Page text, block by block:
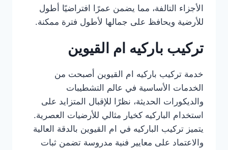
الأجزاء التالفة، مما يضمن عمرًا افتراضيًا أطول
للأرضية ويحافظ على جمالها لأطول فترة ممكنة.
تركيب باركيه ام القيوين
خدمة تركيب باركيه ام القيوين أصبحت من
الخدمات الأساسية في عالم التشطيبات
والديكورات الحديثة، نظرًا للإقبال المتزايد على
استخدام الباركيه كخيار مثالي للأرضيات العصرية.
يتميز تركيب الباركيه في ام القيوين بالدقة العالية
والاعتماد على معايير فنية مدروسة تضمن ثبات